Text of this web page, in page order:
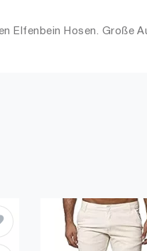
Elfenbein Hosen. Große